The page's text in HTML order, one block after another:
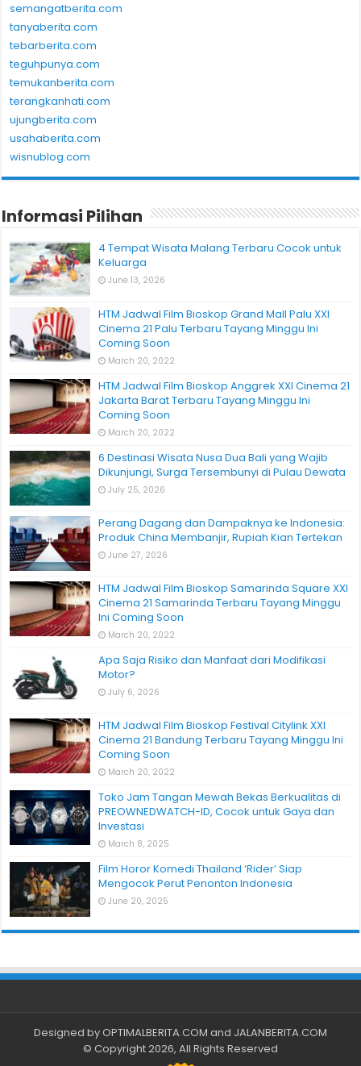
semangatberita.com
tanyaberita.com
tebarberita.com
teguhpunya.com
temukanberita.com
terangkanhati.com
ujungberita.com
usahaberita.com
wisnublog.com
Informasi Pilihan
4 Tempat Wisata Malang Terbaru Cocok untuk
Keluarga
June 13, 2026
HTM Jadwal Film Bioskop Grand Mall Palu XXI
Cinema 21 Palu Terbaru Tayang Minggu Ini
Coming Soon
March 20, 2022
HTM Jadwal Film Bioskop Anggrek XXI Cinema 21
Jakarta Barat Terbaru Tayang Minggu Ini
Coming Soon
March 20, 2022
6 Destinasi Wisata Nusa Dua Bali yang Wajib
Dikunjungi, Surga Tersembunyi di Pulau Dewata
July 25, 2026
Perang Dagang dan Dampaknya ke Indonesia:
Produk China Membanjir, Rupiah Kian Tertekan
June 27, 2026
HTM Jadwal Film Bioskop Samarinda Square XXI
Cinema 21 Samarinda Terbaru Tayang Minggu
Ini Coming Soon
March 20, 2022
Apa Saja Risiko dan Manfaat dari Modifikasi
Motor?
July 6, 2026
HTM Jadwal Film Bioskop Festival Citylink XXI
Cinema 21 Bandung Terbaru Tayang Minggu Ini
Coming Soon
March 20, 2022
Toko Jam Tangan Mewah Bekas Berkualitas di
PREOWNEDWATCH-ID, Cocok untuk Gaya dan
Investasi
March 8, 2025
Film Horor Komedi Thailand ‘Rider’ Siap
Mengocok Perut Penonton Indonesia
June 20, 2025
Designed byOPTIMALBERITA.COM and JALANBERITA.COM
© Copyright 2026, All Rights Reserved